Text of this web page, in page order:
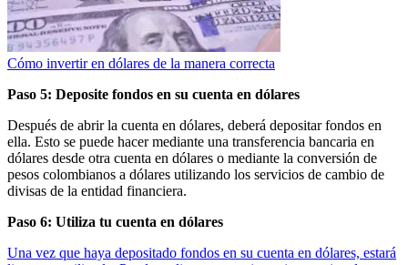
Cómo invertir en dólares de la manera correcta
Paso 5: Deposite fondos en su cuenta en dólares
Después de abrir la cuenta en dólares, deberá depositar fondos en
ella. Esto se puede hacer mediante una transferencia bancaria en
dólares desde otra cuenta en dólares o mediante la conversión de
pesos colombianos a dólares utilizando los servicios de cambio de
divisas de la entidad financiera.
Paso 6: Utiliza tu cuenta en dólares
Una vez que haya depositado fondos en su cuenta en dólares, estará